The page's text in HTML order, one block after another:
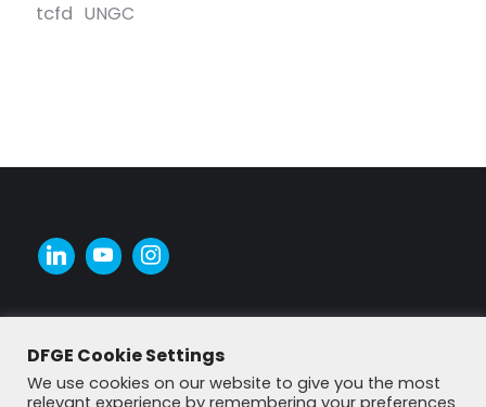
tcfd UNGC
DFGE Cookie Settings
We use cookies on our website to give you the most
relevant experience by remembering your preferences